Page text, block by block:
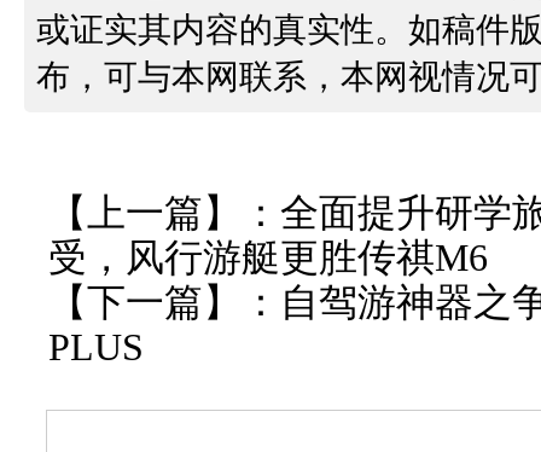
或证实其内容的真实性。如稿件
布，可与本网联系，本网视情况
【上一篇】： 全面提升研学
受，风行游艇更胜传祺M6
【下一篇】： 自驾游神器之
PLUS